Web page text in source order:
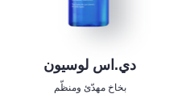
دي.اس لوسيون
بخاخ مهدّئ ومنظّم